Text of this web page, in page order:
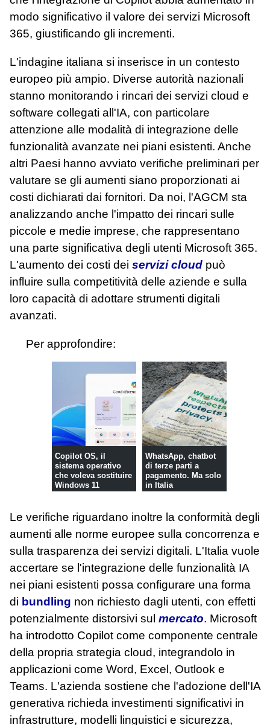
modo significativo il valore dei servizi Microsoft
365, giustificando gli incrementi.
L'indagine italiana si inserisce in un contesto
europeo più ampio. Diverse autorità nazionali
stanno monitorando i rincari dei servizi cloud e
software collegati all'IA, con particolare
attenzione alle modalità di integrazione delle
funzionalità avanzate nei piani esistenti. Anche
altri Paesi hanno avviato verifiche preliminari per
valutare se gli aumenti siano proporzionati ai
costi dichiarati dai fornitori. Da noi, l'AGCM sta
analizzando anche l'impatto dei rincari sulle
piccole e medie imprese, che rappresentano
una parte significativa degli utenti Microsoft 365.
L'aumento dei costi dei servizi cloud può
influire sulla competitività delle aziende e sulla
loro capacità di adottare strumenti digitali
avanzati.
Per approfondire:
Copilot OS, il
sistema operativo
che voleva sostituire
Windows 11
WhatsApp, chatbot
di terze parti a
pagamento. Ma solo
in Italia
Le verifiche riguardano inoltre la conformità degli
aumenti alle norme europee sulla concorrenza e
sulla trasparenza dei servizi digitali. L'Italia vuole
accertare se l'integrazione delle funzionalità IA
nei piani esistenti possa configurare una forma
di bundling non richiesto dagli utenti, con effetti
potenzialmente distorsivi sul mercato. Microsoft
ha introdotto Copilot come componente centrale
della propria strategia cloud, integrandolo in
applicazioni come Word, Excel, Outlook e
Teams. L'azienda sostiene che l'adozione dell'IA
generativa richieda investimenti significativi in
infrastrutture, modelli linguistici e sicurezza,